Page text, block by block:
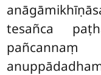
tesañca